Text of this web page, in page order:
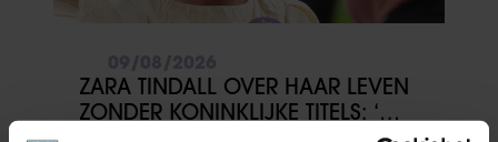
ZARA TINDALL OVER HAAR LEVEN
ZONDER KONINKLIJKE TITELS: ‘WE